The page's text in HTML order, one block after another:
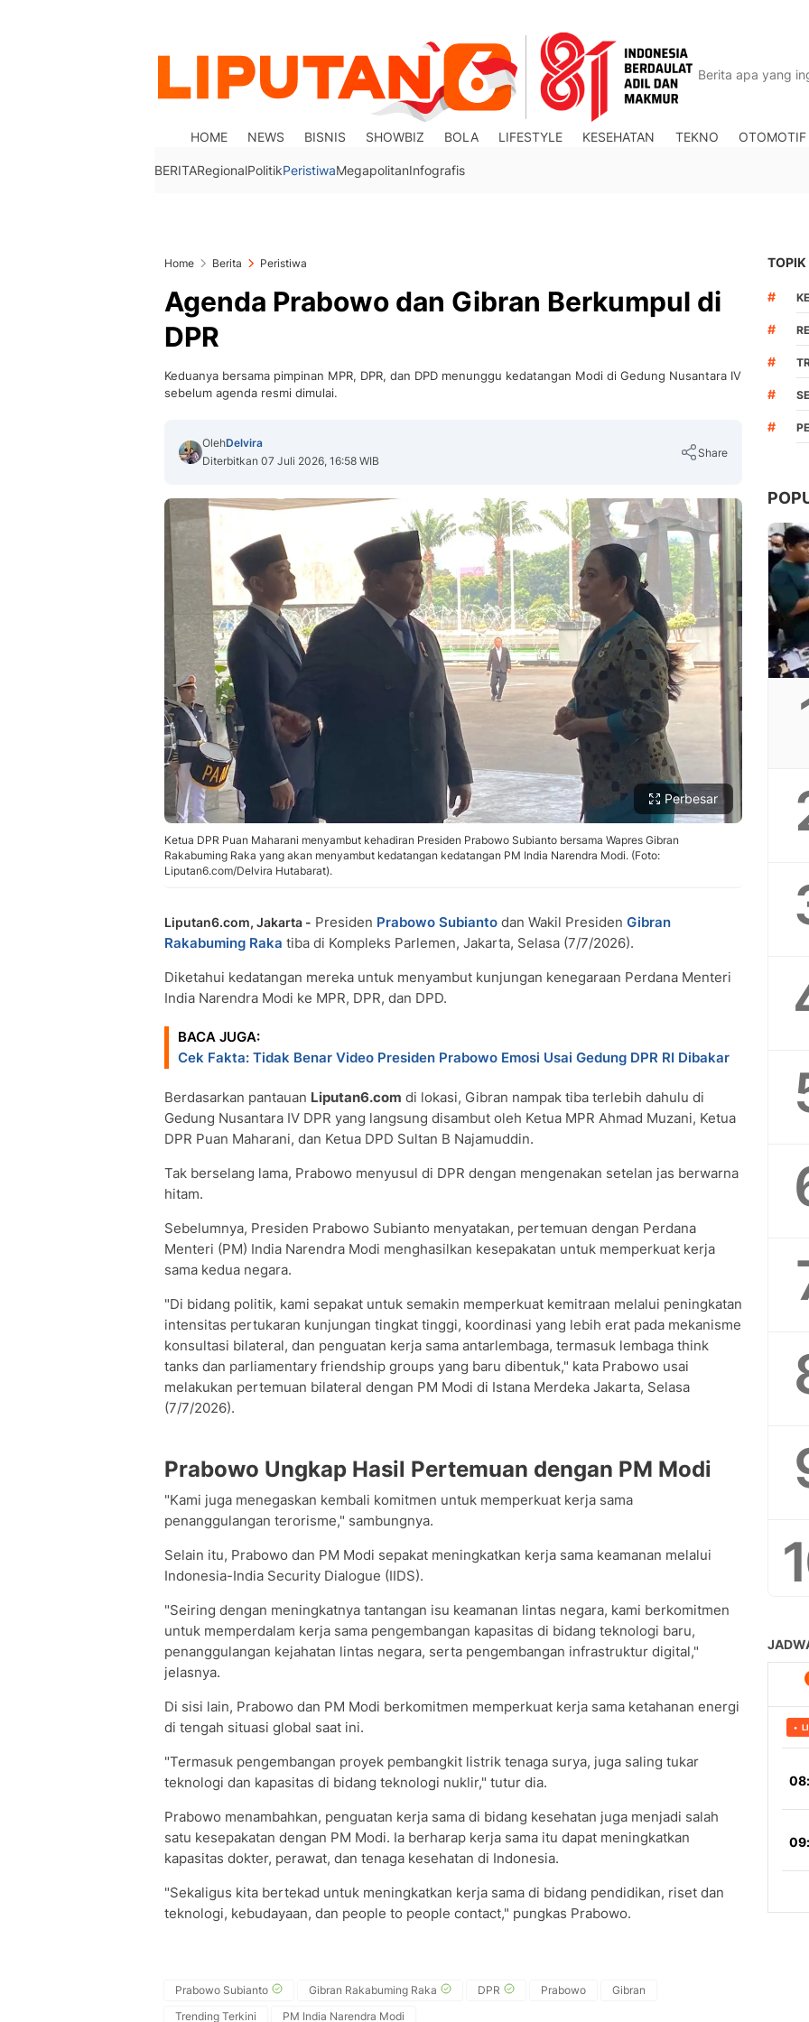
HOME NEWS BISNIS SHOWBIZ BOLA LIFESTYLE KESEHATAN TEKNO OTOMOTIF
BERITARegionalPolitikPeristiwaMegapolitanInfografis
Home Berita Peristiwa
Agenda Prabowo dan Gibran Berkumpul di
DPR
Keduanya bersama pimpinan MPR, DPR, dan DPD menunggu kedatangan Modi di Gedung Nusantara IV
sebelum agenda resmi dimulai.
OlehDelvira
Diterbitkan 07 Juli 2026, 16:58 WIB
Share
Copy Link
Perbesar
Ketua DPR Puan Maharani menyambut kehadiran Presiden Prabowo Subianto bersama Wapres Gibran
Rakabuming Raka yang akan menyambut kedatangan kedatangan PM India Narendra Modi. (Foto:
Liputan6.com/Delvira Hutabarat).
Liputan6.com, Jakarta - Presiden Prabowo Subianto dan Wakil Presiden Gibran
Rakabuming Raka tiba di Kompleks Parlemen, Jakarta, Selasa (7/7/2026).
Diketahui kedatangan mereka untuk menyambut kunjungan kenegaraan Perdana Menteri
India Narendra Modi ke MPR, DPR, dan DPD.
BACA JUGA:
Cek Fakta: Tidak Benar Video Presiden Prabowo Emosi Usai Gedung DPR RI Dibakar
Berdasarkan pantauan Liputan6.com di lokasi, Gibran nampak tiba terlebih dahulu di
Gedung Nusantara IV DPR yang langsung disambut oleh Ketua MPR Ahmad Muzani, Ketua
DPR Puan Maharani, dan Ketua DPD Sultan B Najamuddin.
Tak berselang lama, Prabowo menyusul di DPR dengan mengenakan setelan jas berwarna
hitam.
Sebelumnya, Presiden Prabowo Subianto menyatakan, pertemuan dengan Perdana
Menteri (PM) India Narendra Modi menghasilkan kesepakatan untuk memperkuat kerja
sama kedua negara.
"Di bidang politik, kami sepakat untuk semakin memperkuat kemitraan melalui peningkatan
intensitas pertukaran kunjungan tingkat tinggi, koordinasi yang lebih erat pada mekanisme
konsultasi bilateral, dan penguatan kerja sama antarlembaga, termasuk lembaga think
tanks dan parliamentary friendship groups yang baru dibentuk," kata Prabowo usai
melakukan pertemuan bilateral dengan PM Modi di Istana Merdeka Jakarta, Selasa
(7/7/2026).
Prabowo Ungkap Hasil Pertemuan dengan PM Modi
"Kami juga menegaskan kembali komitmen untuk memperkuat kerja sama
penanggulangan terorisme," sambungnya.
Selain itu, Prabowo dan PM Modi sepakat meningkatkan kerja sama keamanan melalui
Indonesia-India Security Dialogue (IIDS).
"Seiring dengan meningkatnya tantangan isu keamanan lintas negara, kami berkomitmen
untuk memperdalam kerja sama pengembangan kapasitas di bidang teknologi baru,
penanggulangan kejahatan lintas negara, serta pengembangan infrastruktur digital,"
jelasnya.
Di sisi lain, Prabowo dan PM Modi berkomitmen memperkuat kerja sama ketahanan energi
di tengah situasi global saat ini.
"Termasuk pengembangan proyek pembangkit listrik tenaga surya, juga saling tukar
teknologi dan kapasitas di bidang teknologi nuklir," tutur dia.
Prabowo menambahkan, penguatan kerja sama di bidang kesehatan juga menjadi salah
satu kesepakatan dengan PM Modi. Ia berharap kerja sama itu dapat meningkatkan
kapasitas dokter, perawat, dan tenaga kesehatan di Indonesia.
"Sekaligus kita bertekad untuk meningkatkan kerja sama di bidang pendidikan, riset dan
teknologi, kebudayaan, dan people to people contact," pungkas Prabowo.
Prabowo Subianto Gibran Rakabuming Raka DPR Prabowo
Gibran
Trending Terkini
PM India Narendra Modi
TOPIK
#
#
#
#
#